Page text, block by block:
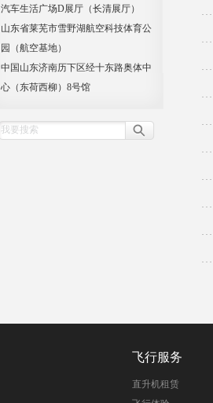
汽车生活广场D展厅（长清展厅）
山东省莱芜市雪野湖航空科技体育公
园（航空基地）
中国山东济南历下区经十东路奥体中
心（东荷西柳）8号馆
飞行服务
直升机租赁